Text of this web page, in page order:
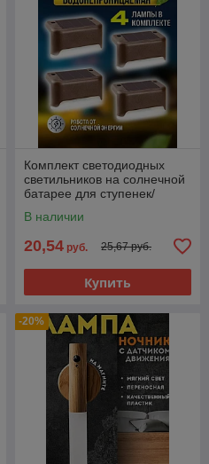
Комплект светодиодных
светильников на солнечной
батарее для ступенек/
В наличии
20,54 руб. 25,67 руб.
Купить
-20%